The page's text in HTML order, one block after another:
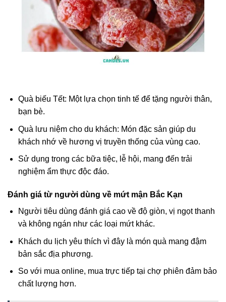
Quà biếu Tết: Một lựa chọn tinh tế để tặng người thân,
bạn bè.
Quà lưu niệm cho du khách: Món đặc sản giúp du
khách nhớ về hương vị truyền thống của vùng cao.
Sử dụng trong các bữa tiệc, lễ hội, mang đến trải
nghiệm ẩm thực độc đáo.
Đánh giá từ người dùng về mứt mận Bắc Kạn
Người tiêu dùng đánh giá cao về độ giòn, vị ngọt thanh
và không ngán như các loại mứt khác.
Khách du lịch yêu thích vì đây là món quà mang đậm
bản sắc địa phương.
So với mua online, mua trực tiếp tại chợ phiên đảm bảo
chất lượng hơn.